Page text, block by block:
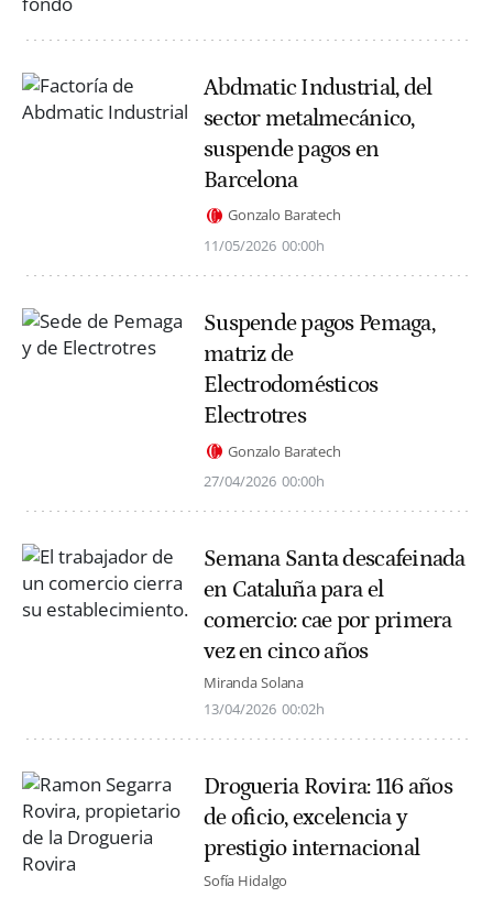
Abdmatic Industrial, del
sector metalmecánico,
suspende pagos en
Barcelona
Gonzalo Baratech
11/05/2026 00:00h
Suspende pagos Pemaga,
matriz de
Electrodomésticos
Electrotres
Gonzalo Baratech
27/04/2026 00:00h
Semana Santa descafeinada
en Cataluña para el
comercio: cae por primera
vez en cinco años
Miranda Solana
13/04/2026 00:02h
Drogueria Rovira: 116 años
de oficio, excelencia y
prestigio internacional
Sofía Hidalgo